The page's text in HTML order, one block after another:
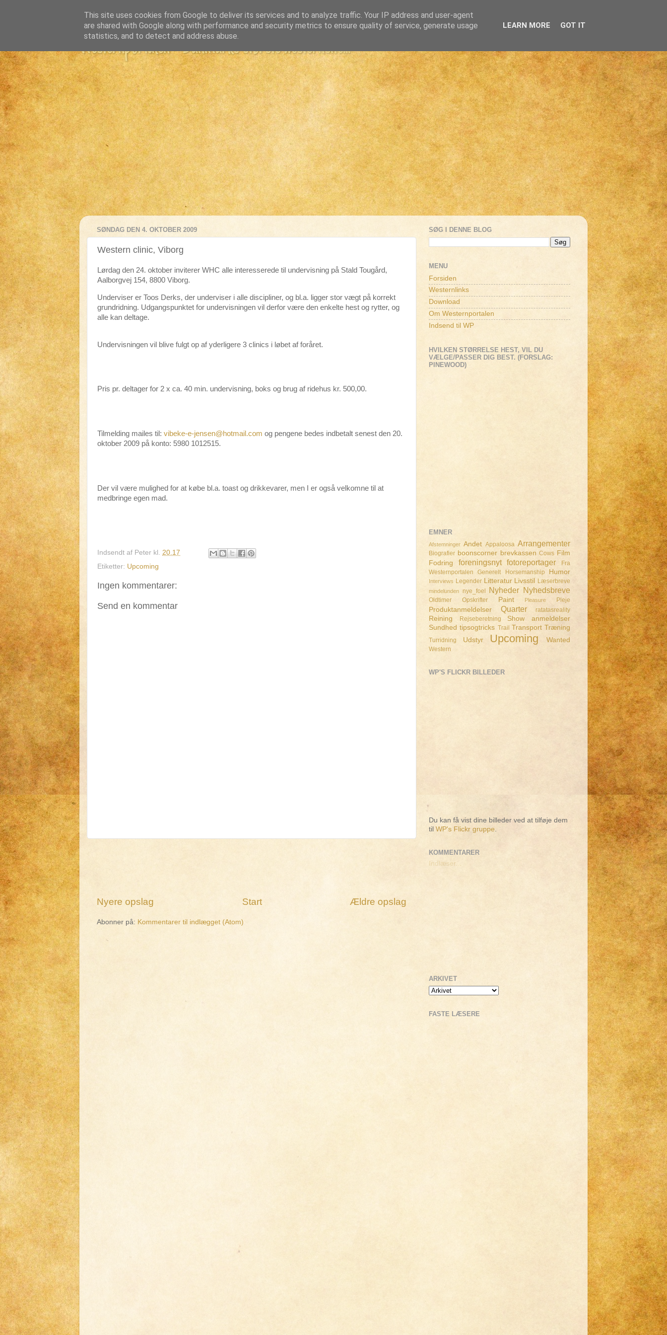
Westernportalen - Danmarks største westernsite...
SØNDAG DEN 4. OKTOBER 2009
Western clinic, Viborg
Lørdag den 24. oktober inviterer WHC alle interesserede til undervisning på Stald Tougård,
Aalborgvej 154, 8800 Viborg.
Underviser er Toos Derks, der underviser i alle discipliner, og bl.a. ligger stor vægt på korrekt
grundridning. Udgangspunktet for undervisningen vil derfor være den enkelte hest og rytter, og
alle kan deltage.
Undervisningen vil blive fulgt op af yderligere 3 clinics i løbet af foråret.
Pris pr. deltager for 2 x ca. 40 min. undervisning, boks og brug af ridehus kr. 500,00.
Tilmelding mailes til: vibeke-e-jensen@hotmail.com og pengene bedes indbetalt senest den 20.
oktober 2009 på konto: 5980 1012515.
Der vil være mulighed for at købe bl.a. toast og drikkevarer, men I er også velkomne til at
medbringe egen mad.
Indsendt af Peter kl. 20.17
Etiketter: Upcoming
Ingen kommentarer:
Send en kommentar
Nyere opslag Ældre opslag
Start
Abonner på: Kommentarer til indlægget (Atom)
SØG I DENNE BLOG
MENU
Forsiden
Westernlinks
Download
Om Westernportalen
Indsend til WP
HVILKEN STØRRELSE HEST, VIL DU
VÆLGE/PASSER DIG BEST. (FORSLAG:
PINEWOOD)
EMNER
Afstemninger Andet Appaloosa Arrangementer
Biografier boonscorner brevkassen Cows Film
Fodring
foreningsnyt fotoreportager
Fra
Westernportalen
Generelt Horsemanship Humor
Interviews Legender Litteratur Livsstil Læserbreve
mindelunden nye_foel Nyheder Nyhedsbreve
Oldtimer Opskrifter Paint Pleasure Pleje
Produktanmeldelser Quarter ratatasreality
Reining Rejseberetning
Show anmeldelser
Sundhed tipsogtricks Trail Transport Træning
Turridning Udstyr Upcoming Wanted
Western
WP'S FLICKR BILLEDER
Du kan få vist dine billeder ved at tilføje dem
til WP's Flickr gruppe
KOMMENTARER
Indlæser...
ARKIVET
FASTE LÆSERE
This site uses cookies from Google to deliver its services and to analyze traffic. Your IP address and user-agent
are shared with Google along with performance and security metrics to ensure quality of service, generate usage
statistics, and to detect and address abuse.
LEARN MORE GOT IT